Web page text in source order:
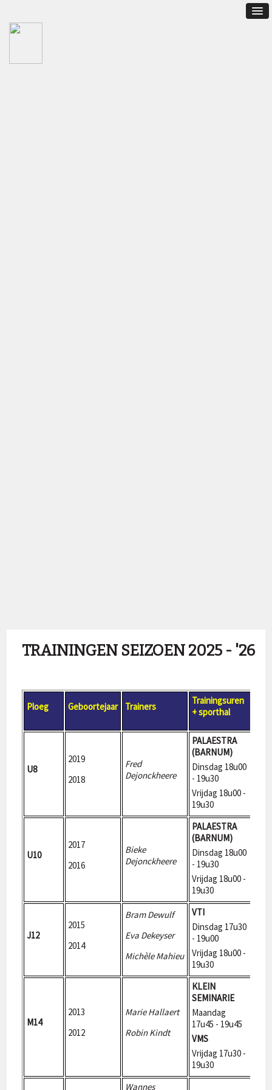
TRAININGEN SEIZOEN 2025 - '26
Ploeg Geboortejaar Trainers
Trainingsuren
+ sporthal
U8
2019
2018
Fred
Dejonckheere
PALAESTRA
(BARNUM)
Dinsdag 18u00
- 19u30
Vrijdag 18u00 -
19u30
U10
2017
2016
Bieke
Dejonckheere
PALAESTRA
(BARNUM)
Dinsdag 18u00
- 19u30
Vrijdag 18u00 -
19u30
J12
2015
2014
Bram Dewulf
Eva Dekeyser
Michèle Mahieu
VTI
Dinsdag 17u30
- 19u00
Vrijdag 18u00 -
19u30
M14
2013
2012
Marie Hallaert
Robin Kindt
KLEIN
SEMINARIE
Maandag
17u45 - 19u45
VMS
Vrijdag 17u30 -
19u30
Wannes